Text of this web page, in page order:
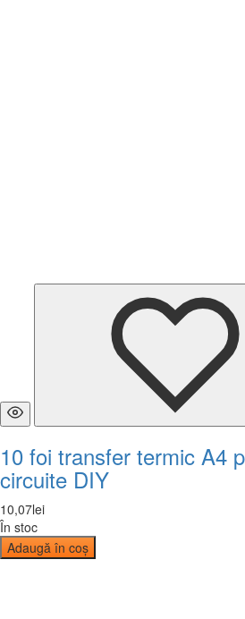
10 foi transfer termic A4
circuite DIY
10,07lei
În stoc
Adaugă în coș